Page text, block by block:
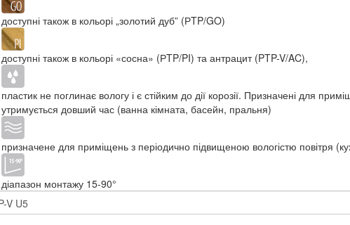
доступні також в кольорі „золотий дуб” (РTP/GO)
доступні також в кольорі «сосна» (РTP/PI) та антрацит (PTP-V/AC),
пластик не поглинає вологу і є стійким до дії корозії. Призначені для
утримується довший час (ванна кімната, басейн, пральня)
призначене для приміщень з періодично підвищеною вологістю повітря
діапазон монтажу 15-90°